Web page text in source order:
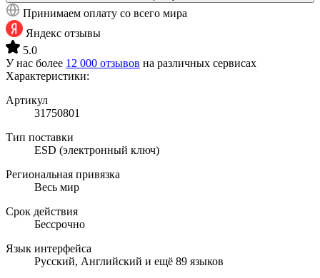
Принимаем оплату со всего мира
Яндекс отзывы
5.0
У нас более 12 000 отзывов на различных сервисах
Характеристики:
Артикул
31750801
Тип поставки
ESD (электронный ключ)
Региональная привязка
Весь мир
Срок действия
Бессрочно
Язык интерфейса
Русский, Английский и ещё 89 языков